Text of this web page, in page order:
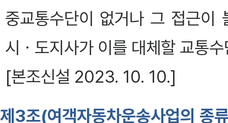
중교통수단이 없거나 그 접근이
시ㆍ도지사가 이를 대체할 교통
[본조신설 2023. 10. 10.]
제3조(여객자동차운송사업의 종